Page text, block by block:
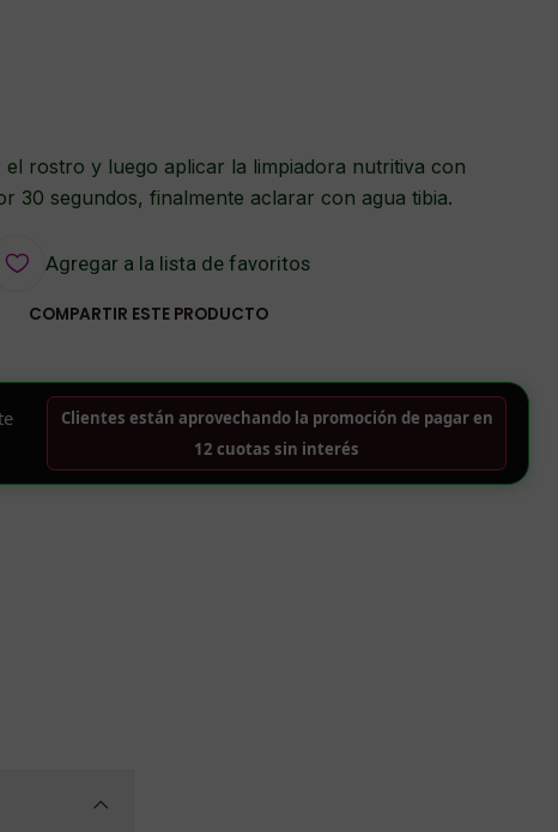
el rostro y luego aplicar la limpiadora nutritiva con
30 segundos, finalmente aclarar con agua tibia.
Agregar a la lista de favoritos
COMPARTIR ESTE PRODUCTO